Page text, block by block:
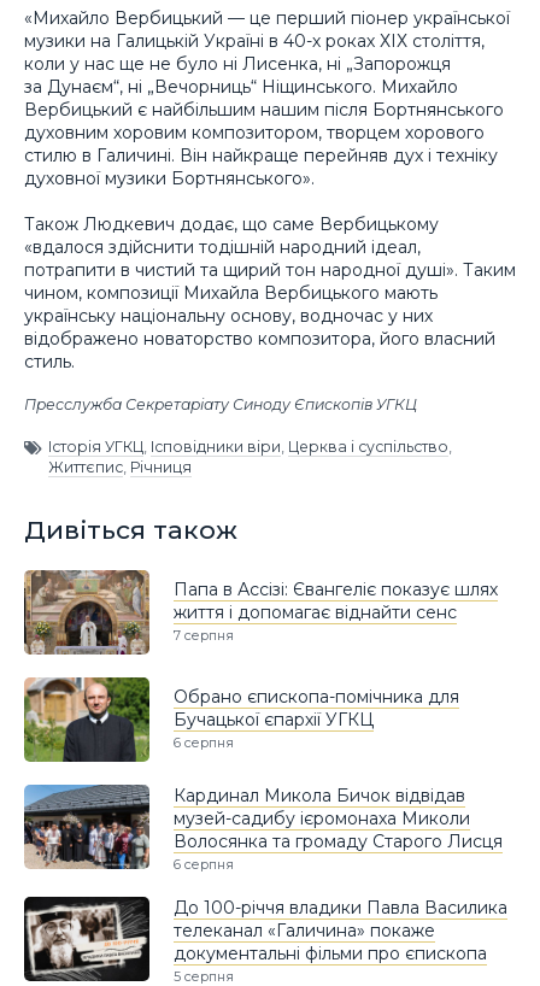
«Михайло Вербицький — це перший піонер української
музики на Галицькій Україні в 40-х роках ХІХ століття,
коли у нас ще не було ні Лисенка, ні „Запорожця
за Дунаєм“, ні „Вечорниць“ Ніщинського. Михайло
Вербицький є найбільшим нашим після Бортнянського
духовним хоровим композитором, творцем хорового
стилю в Галичині. Він найкраще перейняв дух і техніку
духовної музики Бортнянського».
Також Людкевич додає, що саме Вербицькому
«вдалося здійснити тодішній народний ідеал,
потрапити в чистий та щирий тон народної душі». Таким
чином, композиції Михайла Вербицького мають
українську національну основу, водночас у них
відображено новаторство композитора, його власний
стиль.
Пресслужба Секретаріату Синоду Єпископів УГКЦ
Історія УГКЦ Ісповідники віри Церква і суспільство
Життєпис Річниця
Дивіться також
Папа в Ассізі: Євангеліє показує шлях
життя і допомагає віднайти сенс
7 серпня
Обрано єпископа-помічника для
Бучацької єпархії УГКЦ
6 серпня
Кардинал Микола Бичок відвідав
музей-садибу ієромонаха Миколи
Волосянка та громаду Старого Лисця
6 серпня
До 100-річчя владики Павла Василика
телеканал «Галичина» покаже
документальні фільми про єпископа
5 серпня